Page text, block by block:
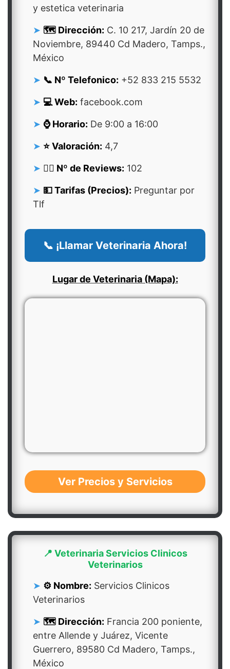
y estetica veterinaria
🗺️ Dirección: C. 10 217, Jardín 20 de
Noviembre, 89440 Cd Madero, Tamps.,
México
📞 Nº Telefonico: +52 833 215 5532
💻 Web: facebook.com
⌚ Horario: De 9:00 a 16:00
⭐ Valoración: 4,7
👍🏻 Nº de Reviews: 102
💵 Tarifas (Precios): Preguntar por
Tlf
📞 ¡Llamar Veterinaria Ahora!
Lugar de Veterinaria (Mapa):
Ver Precios y Servicios
📍 Veterinaria Servicios Clinicos
Veterinarios
⚙️ Nombre: Servicios Clinicos
Veterinarios
🗺️ Dirección: Francia 200 poniente,
entre Allende y Juárez, Vicente
Guerrero, 89580 Cd Madero, Tamps.,
México